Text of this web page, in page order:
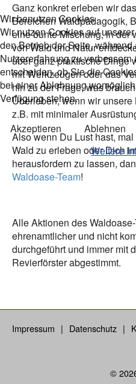
Ganz konkret erleben wir
Bereichen Waldpädagogik,
eine bunte Mischung, in der
von Wald und Natur
über ganz praktische Dinge
mit Werkzeugen oder das
hin zu der Frage, was
Überleben, wenn wir
z.B. mit minimaler
Also wenn Du Lust hast,
Wald zu erleben oder Dich
herausfordern zu lassen,
Waldoase-Team!
Alle Aktionen des
ehrenamtlicher und nicht
durchgeführt und immer mit
Revierförster abgestimmt.
Impressum Datenschutz
©
Wir benutzen Cookies
Wir nutzen Cookies auf
den Betrieb der Seite,
Nutzererfahrung zu
entscheiden, ob Sie die
bei einer Ablehnung
Verfügung stehen.
Akzeptieren
Ablehnen
Weitere